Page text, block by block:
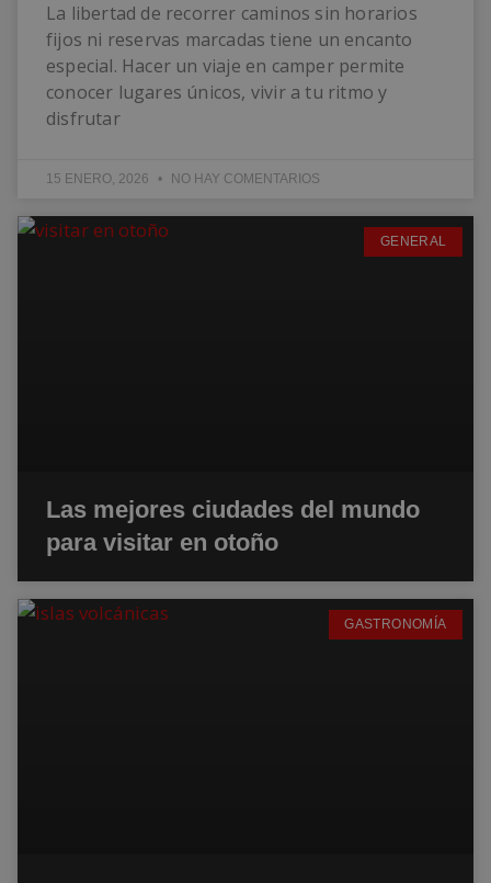
La libertad de recorrer caminos sin horarios
fijos ni reservas marcadas tiene un encanto
especial. Hacer un viaje en camper permite
conocer lugares únicos, vivir a tu ritmo y
disfrutar
15 ENERO, 2026 NO HAY COMENTARIOS
GENERAL
Las mejores ciudades del mundo
para visitar en otoño
GASTRONOMÍA